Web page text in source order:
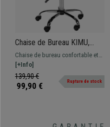
Chaise de Bureau KIMU,
Design Minimaliste,
Piètement Métallique, en
Cuir, Marron
Chaise de bureau confortable et
robuste. Occupe peu d'espace.
Piètement métallique chromé.
[+Info]
139,90 €
99,90 € Rupture de stock